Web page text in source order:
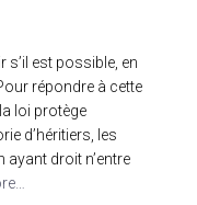
s’il est possible, en
répondre à cette
loi protège
d’héritiers, les
ayant droit n’entre